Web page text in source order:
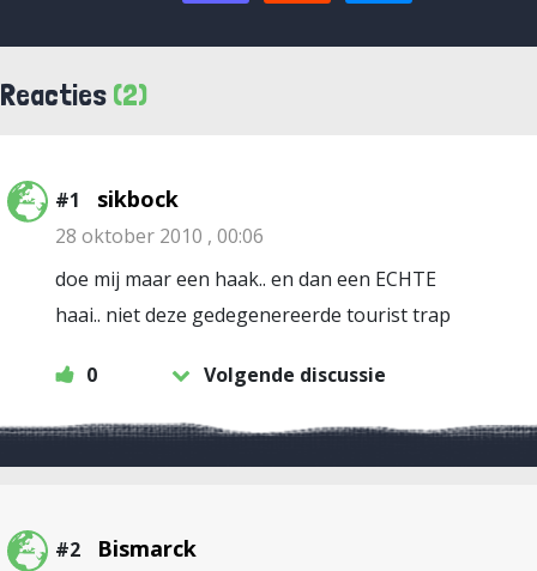
Reacties (2)
#1 sikbock
28 oktober 2010 , 00:06
doe mij maar een haak.. en dan een ECHTE
haai.. niet deze gedegenereerde tourist trap
0 Volgende discussie
#2 Bismarck